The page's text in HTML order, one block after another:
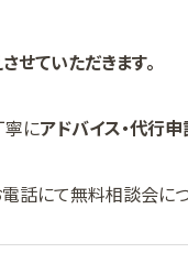
ていただきます。
寧にアドバイス・代行
話にて無料相談会に